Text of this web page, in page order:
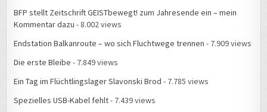
BFP stellt Zeitschrift GEISTbewegt! zum Jahresende ein – mein
Kommentar dazu - 8.002 views
Endstation Balkanroute – wo sich Fluchtwege trennen - 7.909 views
Die erste Bleibe - 7.849 views
Ein Tag im Flüchtlingslager Slavonski Brod - 7.785 views
Spezielles USB-Kabel fehlt- 7.439 views